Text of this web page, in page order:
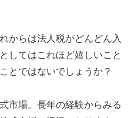
からは法人税がどんどん入
してはこれほど嬉しいこと
とではないでしょうか？
市場。長年の経験からみる